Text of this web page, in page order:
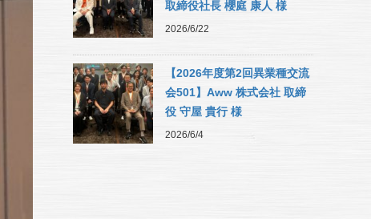
取締役社長 櫻庭 康人 様
2026/6/22
【2026年度第2回異業種交流
会501】Aww 株式会社 取締
役 守屋 貴行 様
2026/6/4